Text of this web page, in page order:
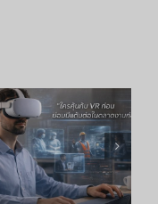
เพิ่ม
ประสิทธิภาพ
การเรียนรู้
ของพนักงาน
ด้วย